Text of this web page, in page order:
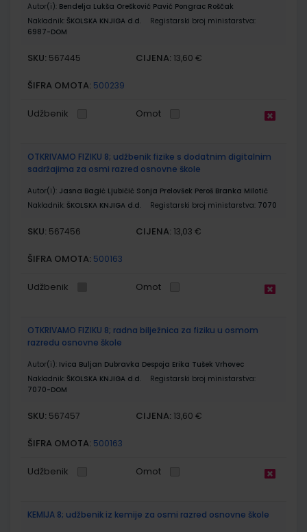
Autor(i): Bendelja Lukša Orešković Pavić Pongrac Roščak
Nakladnik: ŠKOLSKA KNJIGA d.d.
Registarski broj ministarstva:
6987-DOM
SKU: 567445 CIJENA: 13,60 €
ŠIFRA OMOTA: 500239
Udžbenik Omot
OTKRIVAMO FIZIKU 8; udžbenik fizike s dodatnim digitalnim
sadržajima za osmi razred osnovne škole
Autor(i): Jasna Bagić Ljubičić Sonja Prelovšek Peroš Branka Milotić
Nakladnik: ŠKOLSKA KNJIGA d.d. Registarski broj ministarstva: 7070
SKU: 567456 CIJENA: 13,03 €
ŠIFRA OMOTA: 500163
Udžbenik Omot
OTKRIVAMO FIZIKU 8; radna bilježnica za fiziku u osmom
razredu osnovne škole
Autor(i): Ivica Buljan Dubravka Despoja Erika Tušek Vrhovec
Nakladnik: ŠKOLSKA KNJIGA d.d.
Registarski broj ministarstva:
7070-DOM
SKU: 567457 CIJENA: 13,60 €
ŠIFRA OMOTA: 500163
Udžbenik Omot
KEMIJA 8; udžbenik iz kemije za osmi razred osnovne škole